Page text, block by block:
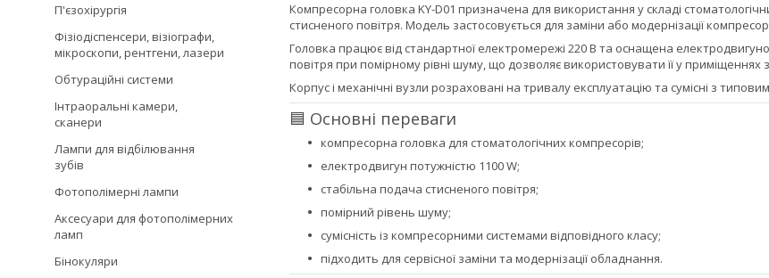
Компресорна головка KY-D01 призначена для використання у складі
стисненого повітря. Модель застосовується для заміни або модернізації
Головка працює від стандартної електромережі 220 В та оснащена
повітря при помірному рівні шуму, що дозволяє використовувати її у
Корпус і механічні вузли розраховані на тривалу експлуатацію та сумісні з
🟦 Основні переваги
компресорна головка для стоматологічних компресорів;
електродвигун потужністю 1100 W;
стабільна подача стисненого повітря;
помірний рівень шуму;
сумісність із компресорними системами відповідного класу;
підходить для сервісної заміни та модернізації обладнання.
П'єзохірургія
Фізіодіспенсери, візіографи,
мікроскопи, рентгени, лазери
Обтураційні системи
Інтраоральні камери,
сканери
Лампи для відбілювання
зубів
Фотополімерні лампи
Аксесуари для фотополімерних
ламп
Бінокуляри